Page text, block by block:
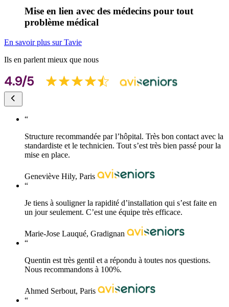
Mise en lien avec des médecins pour tout
problème médical
En savoir plus sur Tavie
Ils en parlent mieux que nous
“
Structure recommandée par l’hôpital. Très bon contact avec la
standardiste et le technicien. Tout s’est très bien passé pour la
mise en place.
Geneviève Hily, Paris
“
Je tiens à souligner la rapidité d’installation qui s’est faite en
un jour seulement. C’est une équipe très efficace.
Marie-Jose Lauqué, Gradignan
“
Quentin est très gentil et a répondu à toutes nos questions.
Nous recommandons à 100%.
Ahmed Serbout, Paris
“